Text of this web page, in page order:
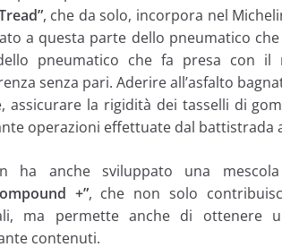
, che da solo, incorpora nel
a questa parte dello pneumatico
pneumatico che fa presa con
senza pari. Aderire all’asfalto
assicurare la rigidità dei tasselli di
operazioni effettuate dal battistrada
ha anche sviluppato una
+”, che non solo
ma permette anche di ottenere
contenuti.